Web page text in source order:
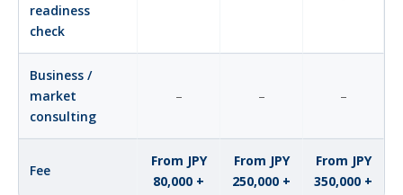
readiness
check
Business /
market
consulting
– – –
Fee
From JPY
80,000 +
From JPY
250,000 +
From JPY
350,000 +